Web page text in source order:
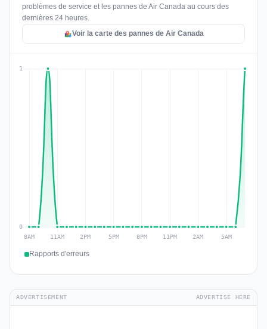
problèmes de service et les pannes de Air Canada au cours des
dernières 24 heures.
Voir la carte des pannes de Air Canada
Rapports d'erreurs
ADVERTISEMENT ADVERTISE HERE